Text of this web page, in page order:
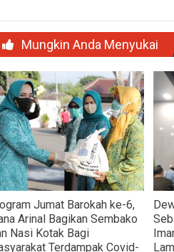
Mungkin Anda Menyukai
Jumat Barokah ke-6,
Arinal Bagikan Sembako
Nasi Kotak Bagi
Terdampak Covid-